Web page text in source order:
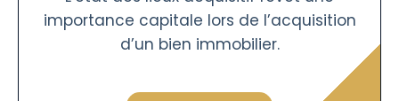
importance capitale lors de l’acquisition
d’un bien immobilier.